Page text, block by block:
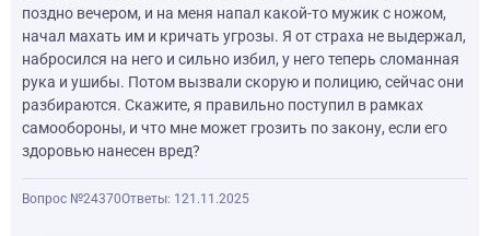
поздно вечером, и на меня напал какой-то мужик с ножом,
начал махать им и кричать угрозы. Я от страха не выдержал,
набросился на него и сильно избил, у него теперь сломанная
рука и ушибы. Потом вызвали скорую и полицию, сейчас они
разбираются. Скажите, я правильно поступил в рамках
самообороны, и что мне может грозить по закону, если его
здоровью нанесен вред?
Вопрос №24370Ответы: 1 21.11.2025